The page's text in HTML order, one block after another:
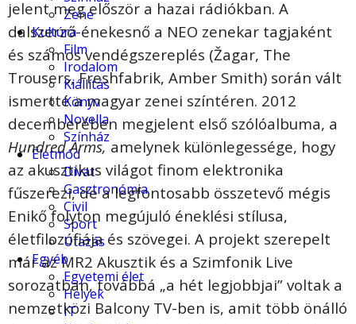
Zene
Kultúra
Film
Irodalom
Kiállítás
Könyv
Novella
Színház
Életmód
Divat
Gasztronómia
Civil
Sport
Utazás
Egyéb
Egyetemi élet
Helyek
IT
jelent meg először a hazai rádiókban. A
dalszerző-énekesnő a NEO zenekar tagjaként
és számos vendégszereplés (Žagar, The
Trousers, Freshfabrik, Amber Smith) során vált
ismertté a magyar zenei színtéren. 2012
decemberében megjelent első szólóalbuma, a
Hundred Arms,amelynek különlegessége, hogy
az akusztikus világot finom elektronika
fűszerezi, de a legfontosabb összetevő mégis
Enikő folyton megújuló éneklési stílusa,
életfilozófiája és szövegei. A projekt szerepelt
már az MR2 Akusztik és a Szimfonik Live
sorozatban, továbbá „a hét legjobbjai” voltak a
nemzetközi Balcony TV-ben is, amit több önálló